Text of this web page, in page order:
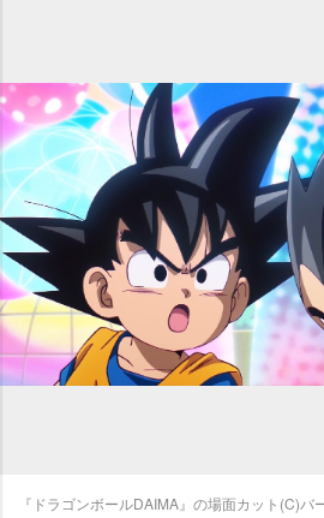
『ドラゴンボールDAIMA』の場面カット(C)